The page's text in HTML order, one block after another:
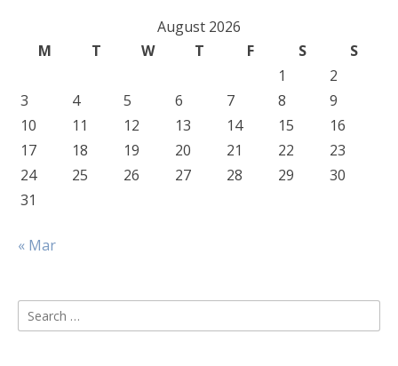
August 2026
M
T W T F S
S
1
2
3
4 5 6 7 8
9
10
11 12 13 14 15
16
17
18 19 20 21 22
23
24
25 26 27 28 29
30
31
« Mar
Search
for: